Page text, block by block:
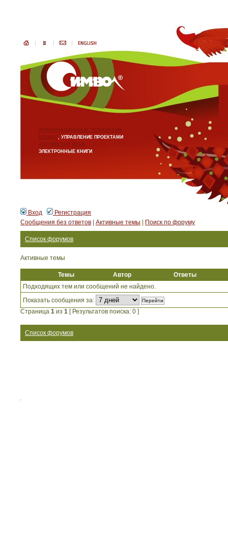
ИНФОРМАЦИОННЫЕ ТЕХНОЛОГИИ
БИЗНЕС, УПРАВЛЕНИЕ ПРОЕКТАМИ
АНГЛИЙСКИЙ ЯЗЫК
ЭЛЕКТРОННЫЕ КНИГИ
Вход
Регистрация
Сообщения без ответов
Активные темы Поиск по форуму
Список форумов
Активные темы
Темы Автор
Ответы
Подходящих тем или сообщений не найдено.
Показать сообщения за:
Страница 1 из 1 [ Результатов поиска: 0 ]
Список форумов